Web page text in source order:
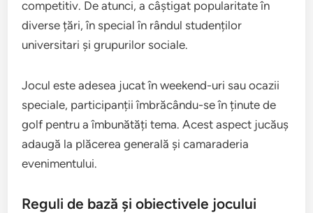
competitiv. De atunci, a câștigat popularitate în
diverse țări, în special în rândul studenților
universitari și grupurilor sociale.
Jocul este adesea jucat în weekend-uri sau ocazii
speciale, participanții îmbrăcându-se în ținute de
golf pentru a îmbunătăți tema. Acest aspect jucăuș
adaugă la plăcerea generală și camaraderia
evenimentului.
Reguli de bază și obiectivele jocului